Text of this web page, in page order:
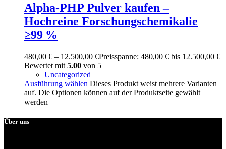
Alpha-PHP Pulver kaufen –
Hochreine Forschungschemikalie
≥99 %
480,00 € – 12.500,00 €Preisspanne: 480,00 € bis 12.500,00 €
Bewertet mit 5.00 von 5
Uncategorized
Ausführung wählen Dieses Produkt weist mehrere Varianten
auf. Die Optionen können auf der Produktseite gewählt
werden
Über uns